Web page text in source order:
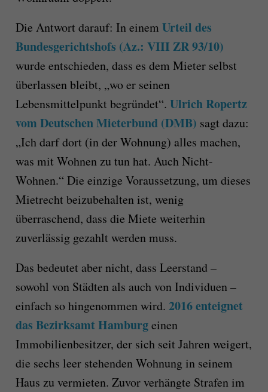
Die Antwort darauf: In einem Urteil des
Bundesgerichtshofs (Az.: VIII ZR 93/10)
wurde entschieden, dass es dem Mieter selbst
überlassen bleibt, „wo er seinen
Lebensmittelpunkt begründet“. Ulrich Ropertz
vom Deutschen Mieterbund (DMB) sagt dazu:
„Ich darf dort (in der Wohnung) alles machen,
was mit Wohnen zu tun hat. Auch Nicht-
Wohnen.“ Die einzige Voraussetzung, um dieses
Mietrecht beizubehalten ist, wenig
überraschend, dass die Miete weiterhin
zuverlässig gezahlt werden muss.
Das bedeutet aber nicht, dass Leerstand –
sowohl von Städten als auch von Individuen –
einfach so hingenommen wird. 2016 enteignet
das Bezirksamt Hamburgeinen
Immobilienbesitzer, der sich seit Jahren weigert,
die sechs leer stehenden Wohnung in seinem
Haus zu vermieten. Zuvor verhängte Strafen im